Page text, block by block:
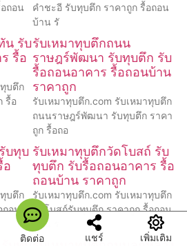
ถอน
คำชะอี รับทุบตึก ราคาถูก รื้อถอน
บ้าน รั
น รับ
รื้อ
บตึก
รื้อ
รับเหมาทุบตึกถนน
ราษฎร์พัฒนา รับทุบตึก รับ
รื้อถอนอาคาร รื้อถอนบ้าน
ราคาถูก
รับเหมาทุบตึก.com รับเหมาทุบตึก
ถนนราษฎร์พัฒนา รับทุบตึก ราคา
ถูก รื้อถอ
บทุบ
อ
บตึก
ถอน
รับเหมาทุบตึกวัดโบสถ์ รับ
ทุบตึก รับรื้อถอนอาคาร รื้อ
ถอนบ้าน ราคาถูก
รับเหมาทุบตึก.com รับเหมาทุบตึก
วัดโบสถ์รับทุบตึก ราคาถูก รื้อถอน
บ้าน ร
ติดต่อ แชร์ เพิ่มเติม